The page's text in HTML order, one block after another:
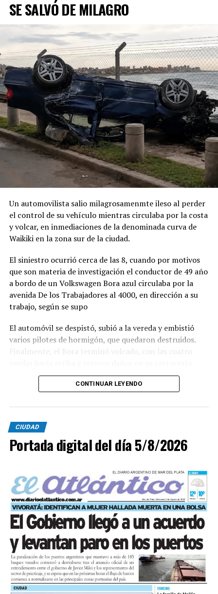
SE SALVÓ DE MILAGRO
Un automovilista salio milagrosamenmte ileso al perder
el control de su vehículo mientras circulaba por la costa
y volcar, en inmediaciones de la denominada curva de
Waikiki en la zona sur de la ciudad.
El siniestro ocurrió cerca de las 8, cuando por motivos
que son materia de investigación el conductor de 49 año
a bordo de un Volkswagen Bora azul circulaba por la
avenida De los Trabajadores al 4000, en dirección a su
trabajo, según se supo
El automóvil se despistó, subió a la vereda y embistió
varios pilotes de hormigón, que quedaron destruidos.
Finalmente, el Bora terminó volcado, con las cuatro
Ante el violento impacto, personal médico, Defensa
importabnte ioperativo en el lugar. Al llegar,
constataron que el conductor, había logrado salir del
vehículo y no presentaba lesiones.
CONTINUAR LEYENDO
CIUDAD
Portada digital del día 5/8/2026